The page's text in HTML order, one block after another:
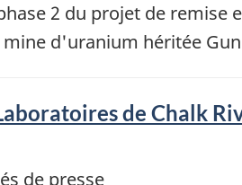
2 du projet de remise
d'uranium héritée
de Chalk
de presse